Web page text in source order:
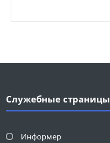
Служебные страницы
Информер